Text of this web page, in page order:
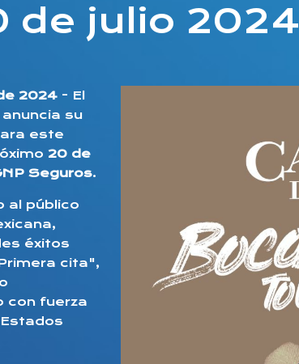
de julio 2024
2024 - El
anuncia su
este
20 de
Seguros.
al público
éxitos
cita",
con fuerza